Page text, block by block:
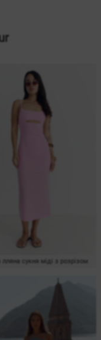
лляна сукня міді з розрізом